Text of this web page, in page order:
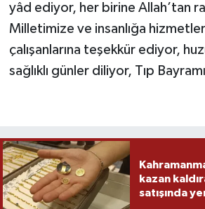
yâd ediyor, her birine Allah’tan
Milletimize ve insanlığa
çalışanlarına teşekkür ediyor,
sağlıklı günler diliyor, Tıp
kazan
satışında